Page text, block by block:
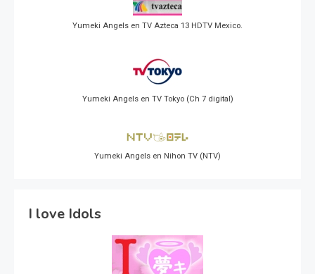
Yumeki Angels en TV Azteca 13 HDTV Mexico.
Yumeki Angels en TV Tokyo (Ch 7 digital)
Yumeki Angels en Nihon TV (NTV)
I love Idols